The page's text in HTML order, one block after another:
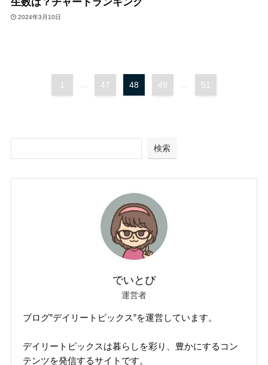
2024年3月10日
1 ... 47 48 49 ... 51
検索
でいとぴ
運営者
ブログ”デイリートピックス”を運営しています。
デイリートピックスは暮らしを彩り、豊かにするコン
テンツを発信するサイトです。